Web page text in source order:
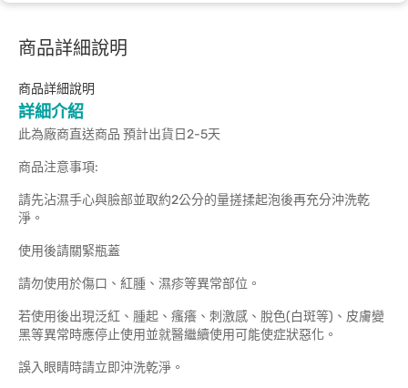
商品詳細說明
商品詳細說明
詳細介紹
此為廠商直送商品 預計出貨日2-5天
商品注意事項:
請先沾濕手心與臉部並取約2公分的量搓揉起泡後再充分沖洗乾
淨。
使用後請關緊瓶蓋
請勿使用於傷口、紅腫、濕疹等異常部位。
若使用後出現泛紅、腫起、瘙癢、刺激感、脫色(白斑等)、皮膚變
黑等異常時應停止使用並就醫繼續使用可能使症狀惡化。
誤入眼睛時請立即沖洗乾淨。